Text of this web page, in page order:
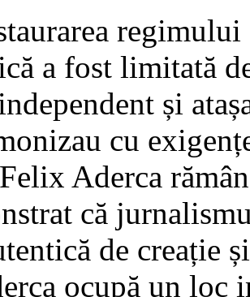
a fost limitată
și
cu
Aderca
că
de creație
ocupă un